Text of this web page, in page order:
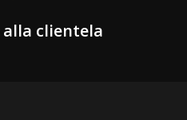
clientela